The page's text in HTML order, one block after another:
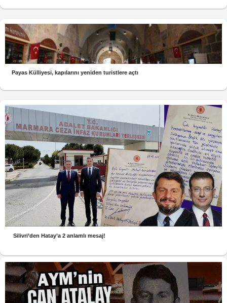
Payas Külliyesi, kapılarını yeniden turistlere açtı
Silivri’den Hatay’a 2 anlamlı mesaj!